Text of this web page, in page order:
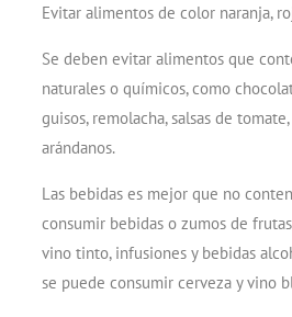
Evitar alimentos de color naranja,
Se deben evitar alimentos que
naturales o químicos, como
guisos, remolacha, salsas de
arándanos.
Las bebidas es mejor que no
consumir bebidas o zumos de
vino tinto, infusiones y bebidas
se puede consumir cerveza y vino